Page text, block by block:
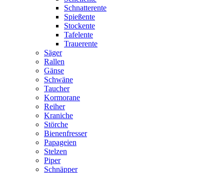
Schnatterente
Spießente
Stockente
Tafelente
Trauerente
Säger
Rallen
Gänse
Schwäne
Taucher
Kormorane
Reiher
Kraniche
Störche
Bienenfresser
Papageien
Stelzen
Piper
Schnäpper